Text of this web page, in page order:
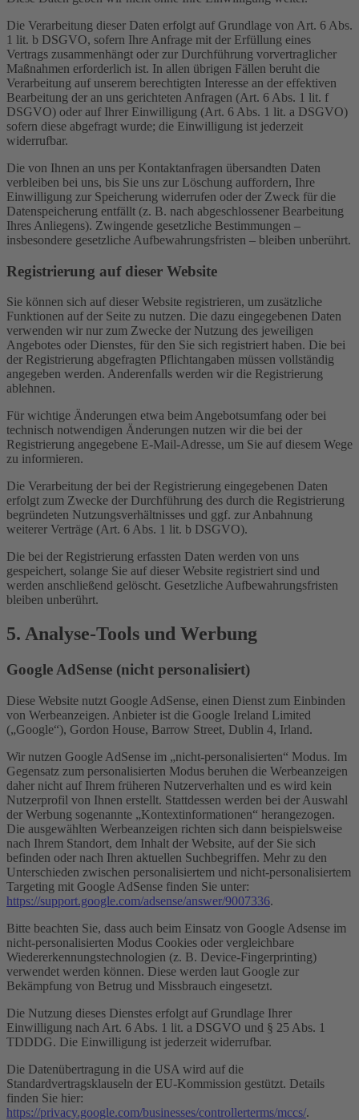
Die Verarbeitung dieser Daten erfolgt auf Grundlage von Art. 6 Abs.
1 lit. b DSGVO, sofern Ihre Anfrage mit der Erfüllung eines
Vertrags zusammenhängt oder zur Durchführung vorvertraglicher
Maßnahmen erforderlich ist. In allen übrigen Fällen beruht die
Verarbeitung auf unserem berechtigten Interesse an der effektiven
Bearbeitung der an uns gerichteten Anfragen (Art. 6 Abs. 1 lit. f
DSGVO) oder auf Ihrer Einwilligung (Art. 6 Abs. 1 lit. a DSGVO)
sofern diese abgefragt wurde; die Einwilligung ist jederzeit
widerrufbar.
Die von Ihnen an uns per Kontaktanfragen übersandten Daten
verbleiben bei uns, bis Sie uns zur Löschung auffordern, Ihre
Einwilligung zur Speicherung widerrufen oder der Zweck für die
Datenspeicherung entfällt (z. B. nach abgeschlossener Bearbeitung
Ihres Anliegens). Zwingende gesetzliche Bestimmungen –
insbesondere gesetzliche Aufbewahrungsfristen – bleiben unberührt.
Registrierung auf dieser Website
Sie können sich auf dieser Website registrieren, um zusätzliche
Funktionen auf der Seite zu nutzen. Die dazu eingegebenen Daten
verwenden wir nur zum Zwecke der Nutzung des jeweiligen
Angebotes oder Dienstes, für den Sie sich registriert haben. Die bei
der Registrierung abgefragten Pflichtangaben müssen vollständig
angegeben werden. Anderenfalls werden wir die Registrierung
ablehnen.
Für wichtige Änderungen etwa beim Angebotsumfang oder bei
technisch notwendigen Änderungen nutzen wir die bei der
Registrierung angegebene E-Mail-Adresse, um Sie auf diesem Wege
zu informieren.
Die Verarbeitung der bei der Registrierung eingegebenen Daten
erfolgt zum Zwecke der Durchführung des durch die Registrierung
begründeten Nutzungsverhältnisses und ggf. zur Anbahnung
weiterer Verträge (Art. 6 Abs. 1 lit. b DSGVO).
Die bei der Registrierung erfassten Daten werden von uns
gespeichert, solange Sie auf dieser Website registriert sind und
werden anschließend gelöscht. Gesetzliche Aufbewahrungsfristen
bleiben unberührt.
5. Analyse-Tools und Werbung
Google AdSense (nicht personalisiert)
Diese Website nutzt Google AdSense, einen Dienst zum Einbinden
von Werbeanzeigen. Anbieter ist die Google Ireland Limited
(„Google“), Gordon House, Barrow Street, Dublin 4, Irland.
Wir nutzen Google AdSense im „nicht-personalisierten“ Modus. Im
Gegensatz zum personalisierten Modus beruhen die Werbeanzeigen
daher nicht auf Ihrem früheren Nutzerverhalten und es wird kein
Nutzerprofil von Ihnen erstellt. Stattdessen werden bei der Auswahl
der Werbung sogenannte „Kontextinformationen“ herangezogen.
Die ausgewählten Werbeanzeigen richten sich dann beispielsweise
nach Ihrem Standort, dem Inhalt der Website, auf der Sie sich
befinden oder nach Ihren aktuellen Suchbegriffen. Mehr zu den
Unterschieden zwischen personalisiertem und nicht-personalisiertem
Targeting mit Google AdSense finden Sie unter:
https://support.google.com/adsense/answer/9007336.
Bitte beachten Sie, dass auch beim Einsatz von Google Adsense im
nicht-personalisierten Modus Cookies oder vergleichbare
Wiedererkennungstechnologien (z. B. Device-Fingerprinting)
verwendet werden können. Diese werden laut Google zur
Bekämpfung von Betrug und Missbrauch eingesetzt.
Die Nutzung dieses Dienstes erfolgt auf Grundlage Ihrer
Einwilligung nach Art. 6 Abs. 1 lit. a DSGVO und § 25 Abs. 1
TDDDG. Die Einwilligung ist jederzeit widerrufbar.
Die Datenübertragung in die USA wird auf die
Standardvertragsklauseln der EU-Kommission gestützt. Details
finden Sie hier:
https://privacy.google.com/businesses/controllerterms/mccs/.